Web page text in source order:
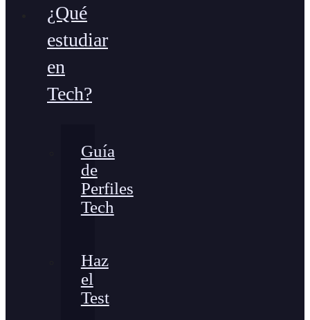
¿Qué
estudiar
en
Tech?
Guía
de
Perfiles
Tech
Haz
el
Test